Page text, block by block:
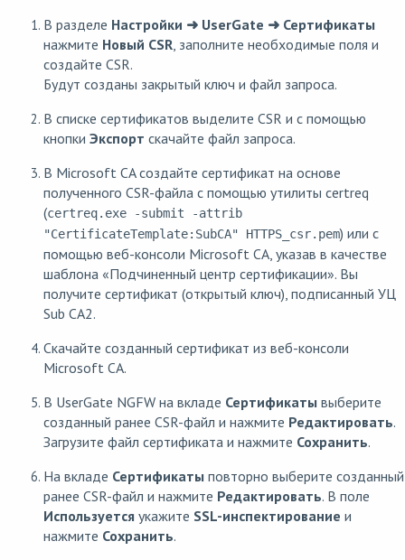
В разделе Настройки ➜ UserGate ➜ Сертификаты
нажмите Новый CSR, заполните необходимые поля и
создайте CSR.
Будут созданы закрытый ключ и файл запроса.
В списке сертификатов выделите CSR и с помощью
кнопки Экспорт скачайте файл запроса.
В Microsoft CA создайте сертификат на основе
полученного CSR-файла с помощью утилиты certreq
(certreq.exe -submit -attrib
"CertificateTemplate:SubCA" HTTPS_csr.pem) или с
помощью веб-консоли Microsoft CA, указав в качестве
шаблона «Подчиненный центр сертификации». Вы
получите сертификат (открытый ключ), подписанный УЦ
Sub CA2.
Скачайте созданный сертификат из веб-консоли
Microsoft CA.
В UserGate NGFW на вкладе Сертификаты выберите
созданный ранее CSR-файл и нажмите Редактировать.
Загрузите файл сертификата и нажмите Сохранить.
На вкладе Сертификаты повторно выберите созданный
ранее CSR-файл и нажмите Редактировать. В поле
Используется укажите SSL-инспектирование и
нажмите Сохранить.